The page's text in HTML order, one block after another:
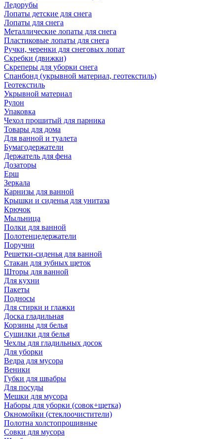
Ледорубы
Лопаты детские для снега
Лопаты для снега
Металлические лопаты для снега
Пластиковые лопаты для снега
Ручки, черенки для снеговых лопат
Скребки (движки)
Скреперы для уборки снега
Спанбонд (укрывной материал, геотекстиль)
Геотекстиль
Укрывной материал
Рулон
Упаковка
Чехол прошитый для парника
Товары для дома
Для ванной и туалета
Бумагодержатели
Держатель для фена
Дозаторы
Ерш
Зеркала
Карнизы для ванной
Крышки и сиденья для унитаза
Крючок
Мыльница
Полки для ванной
Полотенцедержатели
Поручни
Решетки-сиденья для ванной
Стакан для зубных щеток
Шторы для ванной
Для кухни
Пакеты
Подносы
Для стирки и глажки
Доска гладильная
Корзины для белья
Сушилки для белья
Чехлы для гладильных досок
Для уборки
Ведра для мусора
Веники
Губки для швабры
Для посуды
Мешки для мусора
Наборы для уборки (совок+щетка)
Окномойки (стеклоочистители)
Полотна холстопрошивные
Совки для мусора